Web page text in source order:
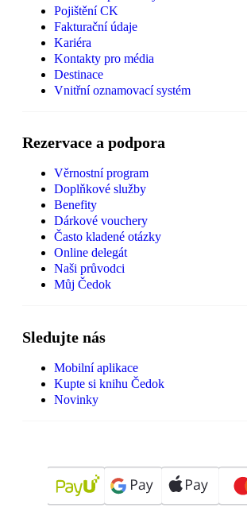
Pojištění CK
Fakturační údaje
Kariéra
Kontakty pro média
Destinace
Vnitřní oznamovací systém
Rezervace a podpora
Věrnostní program
Doplňkové služby
Benefity
Dárkové vouchery
Často kladené otázky
Online delegát
Naši průvodci
Můj Čedok
Sledujte nás
Mobilní aplikace
Kupte si knihu Čedok
Novinky